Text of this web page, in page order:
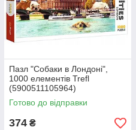
Пазл "Собаки в Лондоні",
1000 елементів Trefl
(5900511105964)
Готово до відправки
374 ₴